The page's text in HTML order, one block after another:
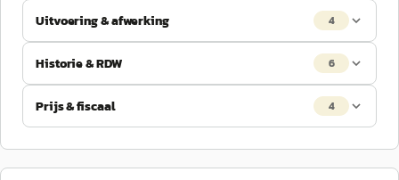
Uitvoering & afwerking 4
Historie & RDW 6
Prijs & fiscaal 4